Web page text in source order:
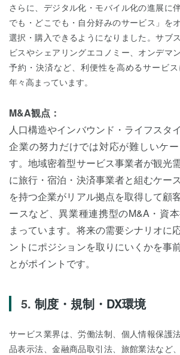
さらに、デジタル化・モバイル化の進展に
でも・どこでも・自分好みのサービス」を
選択・購入できるようになりました。サブ
ビスやシェアリングエコノミー、オンデマ
予約・決済など、利便性を高めるサービ
年々高まっています。
M&A観点：
人口構造やインバウンド・ライフスタ
企業の努力だけでは対応が難しいケ
す。地域密着型サービス事業者が観光
に旅行・宿泊・決済事業者と組むケー
を持つ企業がリアル拠点を取得して顧
ースなど、異業種連携型のM&A・資
まっています。将来の需要シナリオに
ントにポジションを取りにいくかを事
とがポイントです。
制度・規制・DX環境
サービス業界は、労働法制、個人情報保護
品表示法、金融商品取引法、旅館業法など